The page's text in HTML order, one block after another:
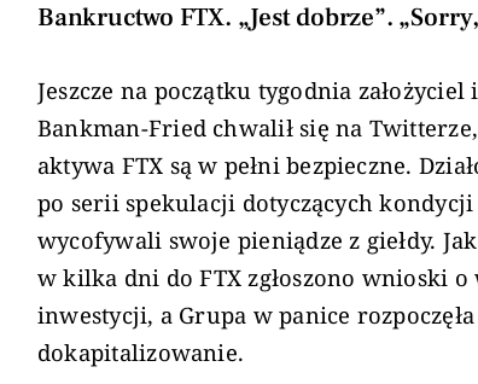
Bankructwo FTX. „Jest dobrze”.
Jeszcze na początku tygodnia
Bankman-Fried chwalił się na
aktywa FTX są w pełni bezpieczne.
po serii spekulacji dotyczących
wycofywali swoje pieniądze z giełdy.
w kilka dni do FTX zgłoszono wnioski
inwestycji, a Grupa w panice
dokapitalizowanie.